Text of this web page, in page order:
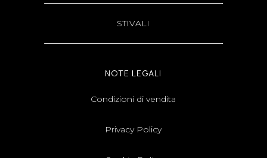
STIVALI
NOTE LEGALI
Condizioni di vendita
Privacy Policy